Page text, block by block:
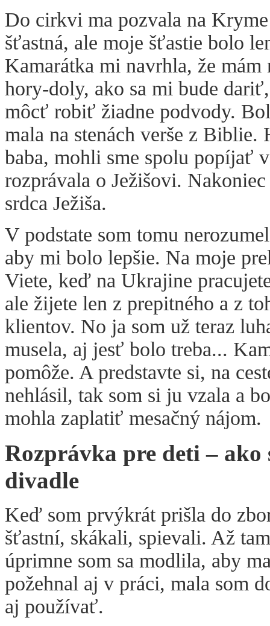
Do cirkvi ma pozvala na
šťastná, ale moje šťastie bolo
Kamarátka mi navrhla, že
hory-doly, ako sa mi bude
môcť robiť žiadne podvody.
mala na stenách verše z
baba, mohli sme spolu popíjať
rozprávala o Ježišovi.
srdca Ježiša.
V podstate som tomu
aby mi bolo lepšie. Na moje
Viete, keď na Ukrajine
ale žijete len z prepitného a z
klientov. No ja som už teraz
musela, aj jesť bolo treba...
pomôže. A predstavte si, na
nehlásil, tak som si ju vzala a
mohla zaplatiť mesačný nájom.
Rozprávka pre deti – ako
divadle
Keď som prvýkrát prišla do
šťastní, skákali, spievali. Až
úprimne som sa modlila, aby
požehnal aj v práci, mala som
aj používať.